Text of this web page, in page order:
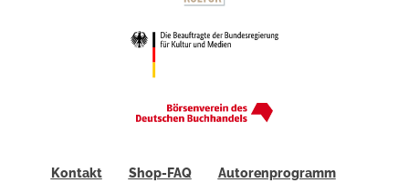
Kontakt Shop-FAQ Autorenprogramm